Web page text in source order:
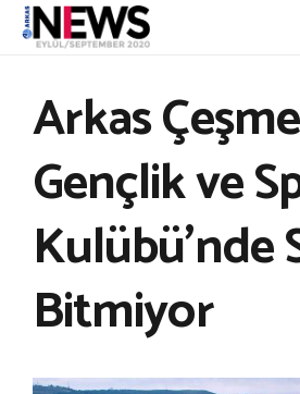
Arkas
Gençlik ve
Kulübü’nde
Bitmiyor